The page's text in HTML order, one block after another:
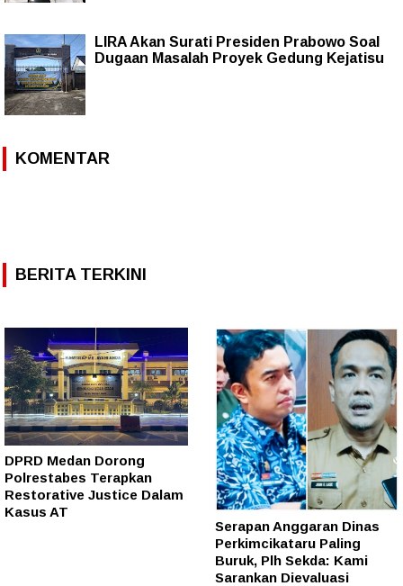
LIRA Akan Surati Presiden Prabowo Soal
Dugaan Masalah Proyek Gedung Kejatisu
KOMENTAR
BERITA TERKINI
DPRD Medan Dorong
Polrestabes Terapkan
Restorative Justice Dalam
Kasus AT
Serapan Anggaran Dinas
Perkimcikataru Paling
Buruk, Plh Sekda: Kami
Sarankan Dievaluasi